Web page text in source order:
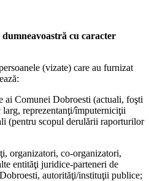
cu caracter
(vizate) care au furnizat
Dobroesti (actuali, foşti
reprezentanţi/împuterniciţii
(pentru scopul derulării raporturilor
co-organizatori,
entităţi juridice-parteneri de
autorităţi/instituţii publice;